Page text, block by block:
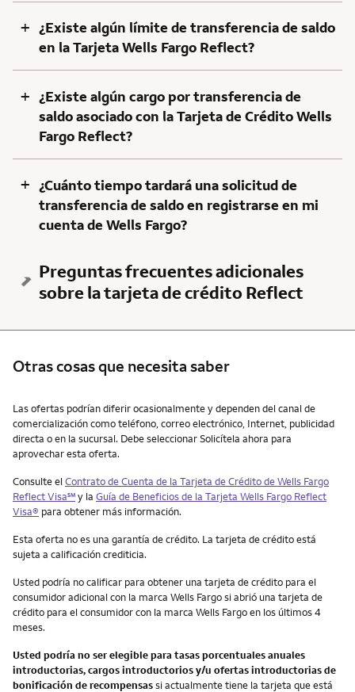
+ ¿Existe algún límite de transferencia de saldo
en la Tarjeta Wells Fargo Reflect?
+ ¿Existe algún cargo por transferencia de
saldo asociado con la Tarjeta de Crédito Wells
Fargo Reflect?
+ ¿Cuánto tiempo tardará una solicitud de
transferencia de saldo en registrarse en mi
cuenta de Wells Fargo?
Preguntas frecuentes adicionales
sobre la tarjeta de crédito Reflect
Otras cosas que necesita saber
Otras cosas que necesita saber
Las ofertas podrían diferir ocasionalmente y dependen del canal de
comercialización como teléfono, correo electrónico, Internet, publicidad
directa o en la sucursal. Debe seleccionar Solicítela ahora para
aprovechar esta oferta.
Consulte elContrato de Cuenta de la Tarjeta de Crédito deWells Fargo
Reflect Visaservice mark
℠y la Guía de Beneficios de la Tarjeta Wells Fargo Reflect
Visa® para obtener más información.
Esta oferta no es una garantía de crédito. La tarjeta de crédito está
sujeta a calificación crediticia.
Usted podría no calificar para obtener una tarjeta de crédito para el
consumidor adicional con la marca Wells Fargo si abrió una tarjeta de
crédito para el consumidor con la marca Wells Fargo en los últimos 4
meses.
Usted podría no ser elegible para tasas porcentuales anuales
introductorias, cargos introductorios y/u ofertas introductorias de
bonificación de recompensassi actualmente tiene la tarjeta que está